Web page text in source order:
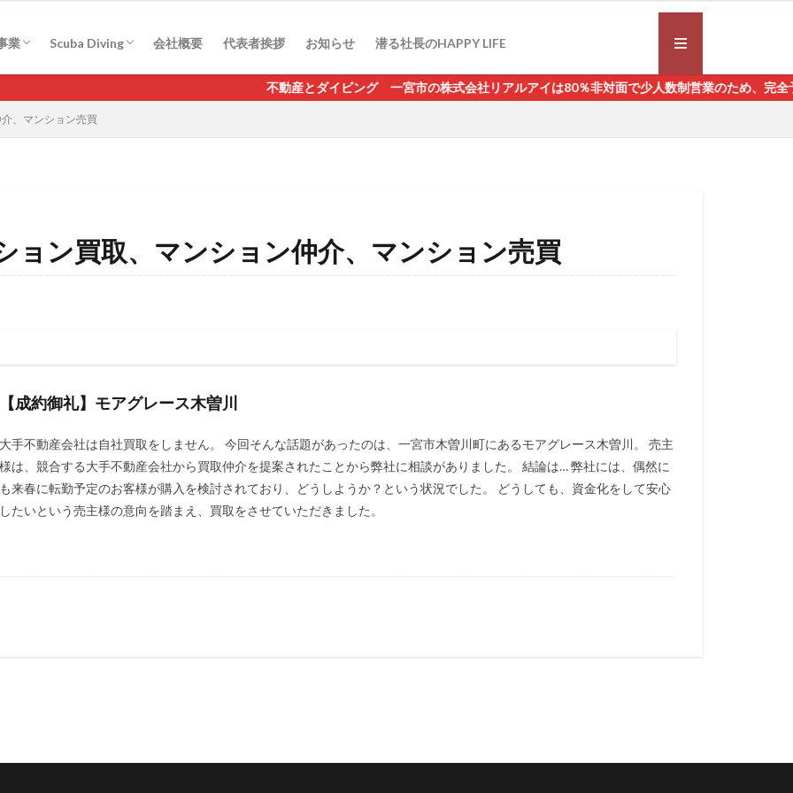
業 Scuba Diving 会社概要 代表者挨拶 お知らせ 潜る社長のHAPPY LIFE
不動産とダイビング 一宮市の株式会社リアルアイは80％非対面で少人数制営業のため、完全予
、マンション売買
ョン買取、マンション仲介、マンション売買
【成約御礼】モアグレース木曽川
大手不動産会社は自社買取をしません。 今回そんな話題があったのは、一宮市木曽川町にあるモアグレース木曽川。 売主
様は、競合する大手不動産会社から買取仲介を提案されたことから弊社に相談がありました。 結論は… 弊社には、偶然に
も来春に転勤予定のお客様が購入を検討されており、どうしようか？という状況でした。 どうしても、資金化をして安心
したいという売主様の意向を踏まえ、買取をさせていただきました。
車場管理
相続
売却
家法問題 Real-ai scuba mico